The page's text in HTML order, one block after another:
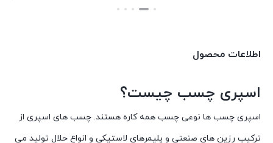
بستن
اطلاعات محصول
اسپری چسب چیست؟
اسپری چسب ها نوعی چسب همه کاره هستند. چسب های اسپری از
ترکیب رزین های صنعتی و پلیمرهای لاستیکی و انواع حلال تولید می